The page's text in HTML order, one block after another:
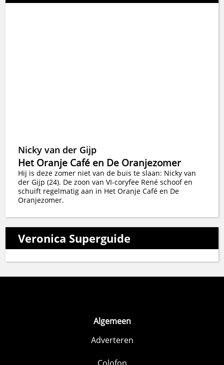
Nicky van der Gijp
Het Oranje Café en De Oranjezomer
Hij is deze zomer niet van de buis te slaan: Nicky van
der Gijp (24). De zoon van VI-coryfee René schoof en
schuift regelmatig aan in Het Oranje Café en De
Oranjezomer.
Veronica Superguide
Algemeen
Adverteren
Colofon